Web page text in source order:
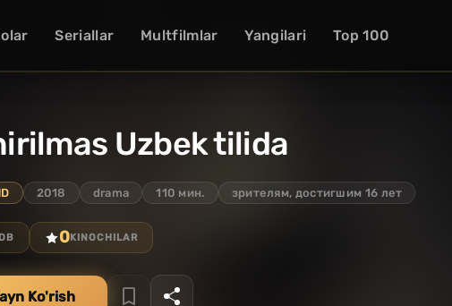
Seriallar Multfilmlar Yangilari Top 100
Uzbek tilida
2018 drama 110 мин. зрителям, достигшим 16 лет
0KINOCHILAR
Ko'rish